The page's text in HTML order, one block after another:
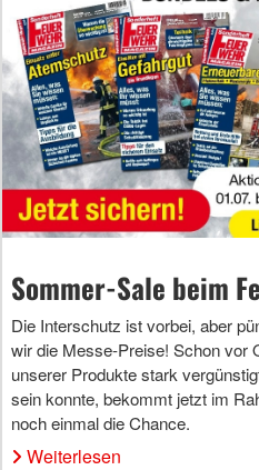
Sommer-Sale beim
Die Interschutz ist vorbei, aber
wir die Messe-Preise! Schon vor
unserer Produkte stark
sein konnte, bekommt jetzt im
noch einmal die Chance.
Weiterlesen